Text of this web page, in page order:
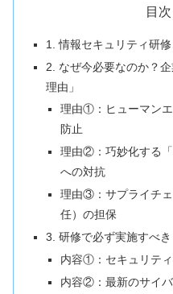
目次
1. 情報セキュリティ研
2. なぜ今必要なのか？
理由」
理由①：ヒューマン
防止
理由②：巧妙化する「
への対抗
理由③：サプライチ
任）の担保
3. 研修で必ず実施すべき
内容①：セキュリテ
内容②：最新のサイ